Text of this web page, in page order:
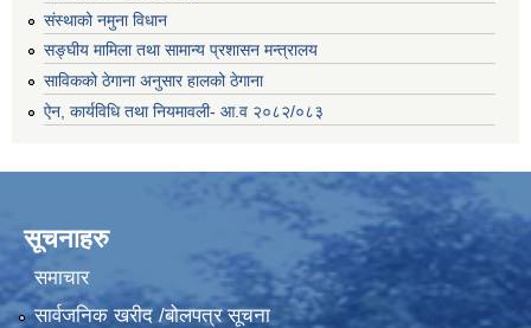
संस्थाको नमुना विधान
सङ्घीय मामिला तथा सामान्य प्रशासन मन्त्रालय
साविकको ठेगाना अनुसार हालको ठेगाना
ऐन, कार्यविधि तथा नियमावली- आ.व २०८२/०८३
सूचनाहरु
समाचार
सार्वजनिक खरीद /बोलपत्र सूचना